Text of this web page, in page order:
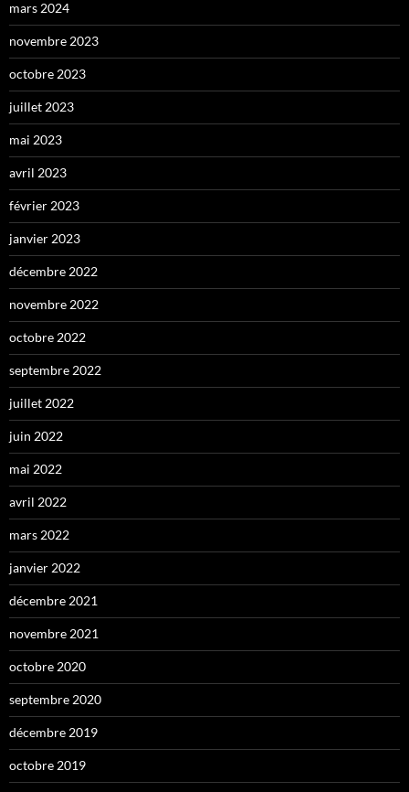
mars 2024
novembre 2023
octobre 2023
juillet 2023
mai 2023
avril 2023
février 2023
janvier 2023
décembre 2022
novembre 2022
octobre 2022
septembre 2022
juillet 2022
juin 2022
mai 2022
avril 2022
mars 2022
janvier 2022
décembre 2021
novembre 2021
octobre 2020
septembre 2020
décembre 2019
octobre 2019